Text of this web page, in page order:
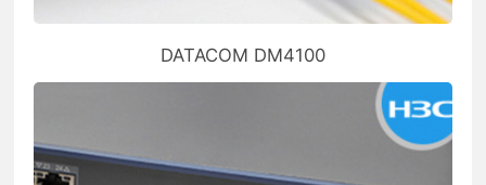
DATACOM DM4100